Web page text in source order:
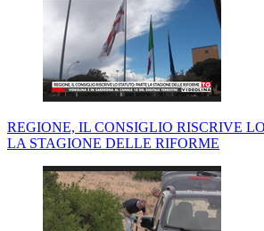
REGIONE, IL CONSIGLIO RISCRIVE
LA STAGIONE DELLE RIFORME